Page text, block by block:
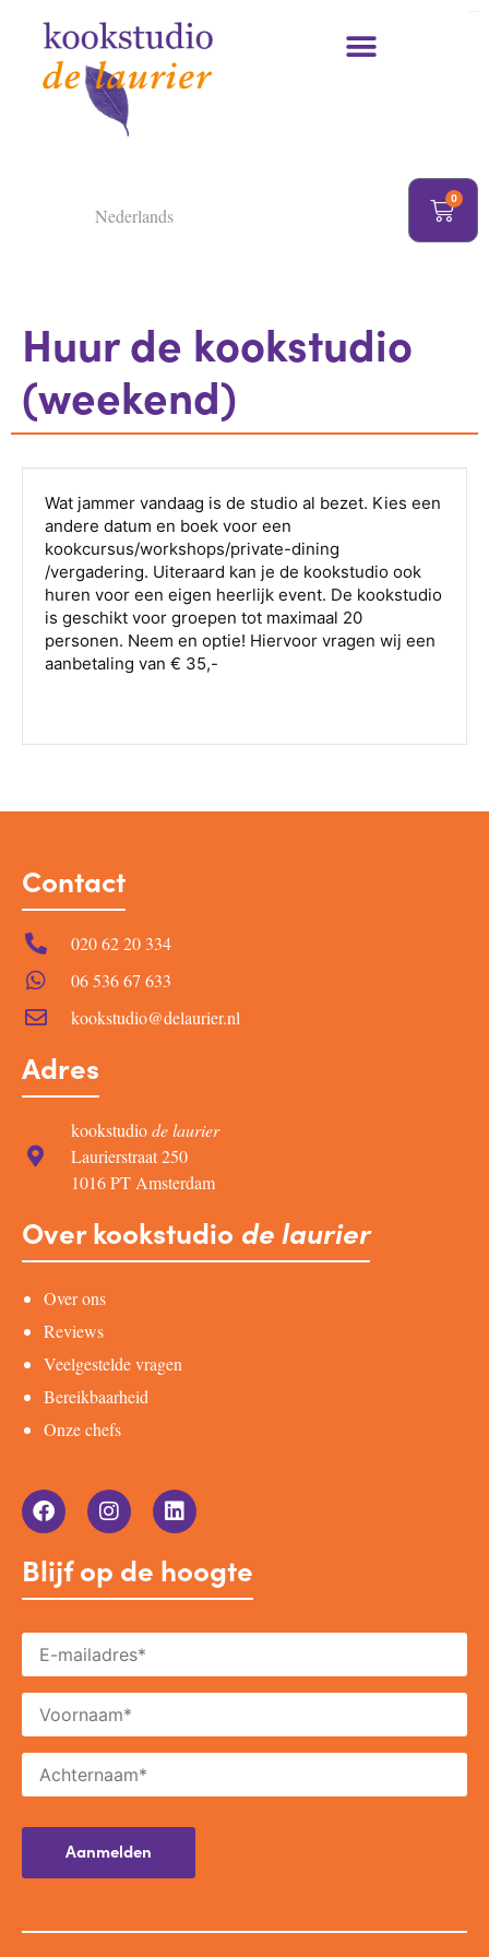
Nederlands
0
Huur de kookstudio
(weekend)
Contact
020 62 20 334
06 536 67 633
kookstudio@delaurier.nl
Adres
kookstudiode laurier
Laurierstraat 250
1016 PT Amsterdam
Over kookstudio de laurier
Over ons
Reviews
Veelgestelde vragen
Bereikbaarheid
Onze chefs
Blijf op de hoogte